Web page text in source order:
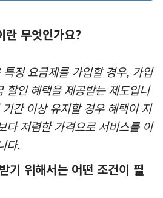
란 무엇인가요?
특정 요금제를 가입할 경우, 가입
할인 혜택을 제공받는 제도입니
간 이상 유지할 경우 혜택이 지
다 저렴한 가격으로 서비스를 이
다.
기 위해서는 어떤 조건이 필